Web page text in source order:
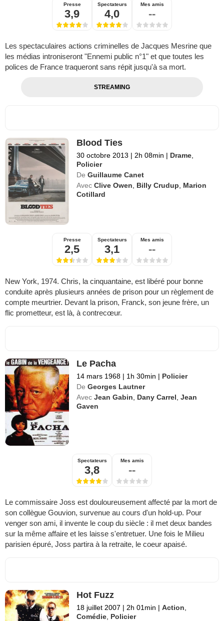
Presse
3,9
Spectateurs
4,0
Mes amis
--
Les spectaculaires actions criminelles de Jacques Mesrine que
les médias introniseront "Ennemi public n°1" et que toutes les
polices de France traqueront sans répit jusqu'à sa mort.
STREAMING
Blood Ties
30 octobre 2013 | 2h 08min | Drame
Policier
De Guillaume Canet
Avec Clive Owen Billy Crudup
Marion
Cotillard
Presse
2,5
Spectateurs
3,1
Mes amis
--
New York, 1974. Chris, la cinquantaine, est libéré pour bonne
conduite après plusieurs années de prison pour un règlement de
compte meurtrier. Devant la prison, Franck, son jeune frère, un
flic prometteur, est là, à contrecœur.
Le Pacha
14 mars 1968 | 1h 30min | Policier
De Georges Lautner
Avec Jean Gabin Dany Carrel ,Jean
Gaven
Spectateurs
3,8
Mes amis
--
Le commissaire Joss est douloureusement affecté par la mort de
son collègue Gouvion, survenue au cours d'un hold-up. Pour
venger son ami, il invente le coup du siècle : il met deux bandes
sur la même affaire et les laisse s'entretuer. Une fois le Milieu
parisien épuré, Joss partira à la retraite, le coeur apaisé.
Hot Fuzz
18 juillet 2007 | 2h 01min | Action
Comédie Policier